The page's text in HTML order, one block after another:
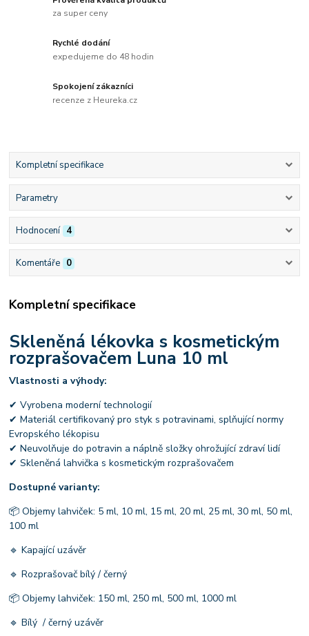
za super ceny
Rychlé dodání
expedujeme do 48 hodin
Spokojení zákazníci
recenze z Heureka.cz
Kompletní specifikace
Parametry
Hodnocení 4
Komentáře 0
Kompletní specifikace
Skleněná lékovka s kosmetickým
rozprašovačem Luna 10 ml
Vlastnosti a výhody:
✔ Vyrobena moderní technologií
✔ Materiál certifikovaný pro styk s potravinami, splňující normy
Evropského lékopisu
✔ Neuvolňuje do potravin a náplně složky ohrožující zdraví lidí
✔ Skleněná lahvička s kosmetickým rozprašovačem
Dostupné varianty:
📦 Objemy lahviček: 5 ml, 10 ml, 15 ml, 20 ml, 25 ml, 30 ml, 50 ml,
100 ml
🔹 Kapající uzávěr
🔹 Rozprašovač bílý / černý
📦 Objemy lahviček: 150 ml, 250 ml, 500 ml, 1000 ml
🔹 Bílý / černý uzávěr